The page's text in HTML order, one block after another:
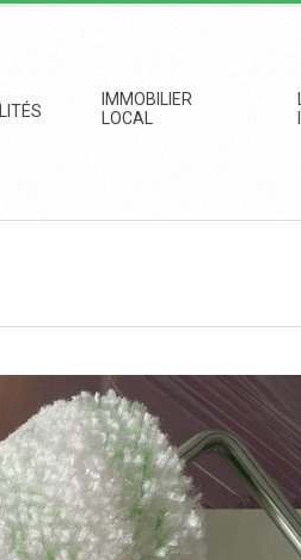
IMMOBILIER
LOCAL